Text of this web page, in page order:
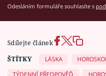
Odesláním formuláře souhlasíte s
Sdílejte článek
ŠTÍTKY
LÁSKA
TÝDENNÍ PŘEDPOVĚĎ